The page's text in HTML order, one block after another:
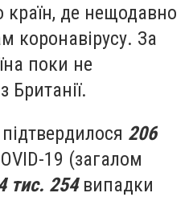
країн, де нещодавно
коронавірусу. За
поки не
Британії.
206
19 (загалом
тис. 254випадки